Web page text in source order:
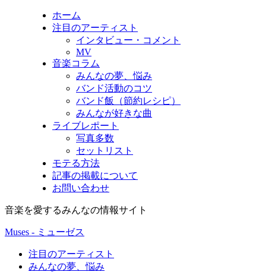
ホーム
注目のアーティスト
インタビュー・コメント
MV
音楽コラム
みんなの夢、悩み
バンド活動のコツ
バンド飯（節約レシピ）
みんなが好きな曲
ライブレポート
写真多数
セットリスト
モテる方法
記事の掲載について
お問い合わせ
音楽を愛するみんなの情報サイト
Muses - ミューゼス
注目のアーティスト
みんなの夢、悩み